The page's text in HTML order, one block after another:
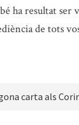
ha resultat ser
de tots
carta als